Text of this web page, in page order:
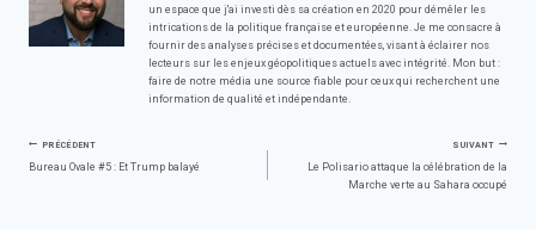
un espace que j'ai investi dès sa création en 2020 pour démêler les
intrications de la politique française et européenne. Je me consacre à
fournir des analyses précises et documentées, visant à éclairer nos
lecteurs sur les enjeux géopolitiques actuels avec intégrité. Mon but :
faire de notre média une source fiable pour ceux qui recherchent une
information de qualité et indépendante.
Navigation
PRÉCÉDENT
Bureau Ovale #5 : Et Trump balayé
SUIVANT
Le Polisario attaque la célébration de la
Marche verte au Sahara occupé